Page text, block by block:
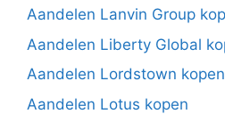
Aandelen Lanvin Group
Aandelen Liberty Global
Aandelen Lordstown
Aandelen Lotus kopen